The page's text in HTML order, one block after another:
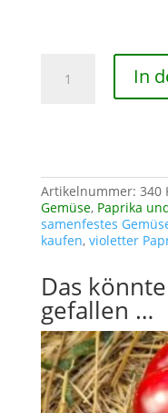
Macho
In
Artikelnummer: 340
Gemüse, Paprika
samenfestes
kaufen, violetter
Das
gefallen …